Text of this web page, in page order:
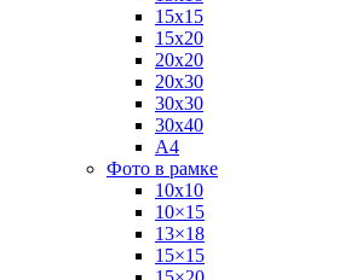
15х15
15х20
20х20
20х30
30х30
30х40
А4
Фото в рамке
10х10
10×15
13×18
15×15